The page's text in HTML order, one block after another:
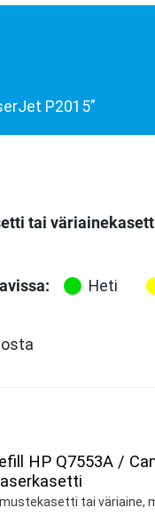
P2015”
tai
Heti
HP Q7553A /
tai väriaine,